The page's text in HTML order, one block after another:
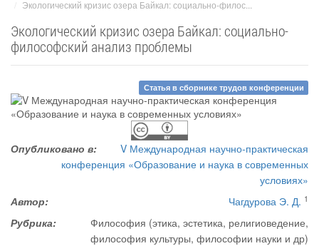
Экологический кризис озера Байкал: социально-филос...
Экологический кризис озера Байкал: социально-
философский анализ проблемы
Статья в сборнике трудов конференции
Опубликовано в:
V Международная научно-практическая
конференция «Образование и наука в современных
условиях»
Автор:
Чагдурова Э. Д. 1
Рубрика:
Философия (этика, эстетика, религиоведение,
философия культуры, философии науки и др)